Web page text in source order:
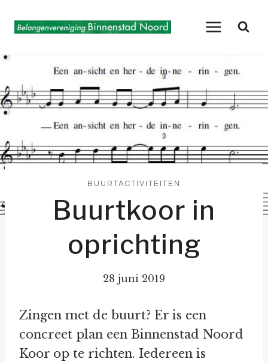
naar
BUURTACTIVITEITEN
Buurtkoor in
oprichting
28 juni 2019
Zingen met de buurt? Er is een
concreet plan een Binnenstad Noord
Koor op te richten. Iedereen is